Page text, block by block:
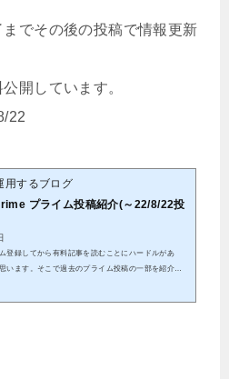
でその後の投稿で情報更新
開しています。
22
用するブログ
プライム投稿紹介(～22/8/22投
登録してから有料記事を読むことにハードルがあ
います。そこで過去のプライム投稿の一部を紹介致
私...